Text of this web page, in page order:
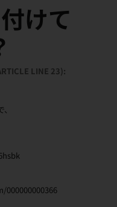
けて
LINE 23):